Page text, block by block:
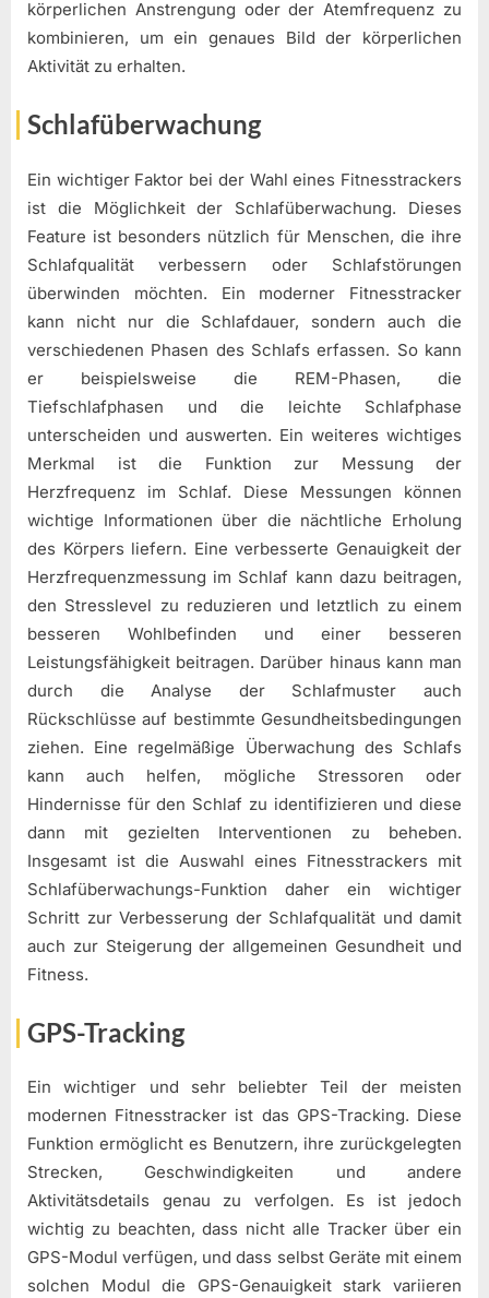
körperlichen Anstrengung oder der Atemfrequenz zu
kombinieren, um ein genaues Bild der körperlichen
Aktivität zu erhalten.
Schlafüberwachung
Ein wichtiger Faktor bei der Wahl eines Fitnesstrackers
ist die Möglichkeit der Schlafüberwachung. Dieses
Feature ist besonders nützlich für Menschen, die ihre
Schlafqualität verbessern oder Schlafstörungen
überwinden möchten. Ein moderner Fitnesstracker
kann nicht nur die Schlafdauer, sondern auch die
verschiedenen Phasen des Schlafs erfassen. So kann
er beispielsweise die REM-Phasen, die
Tiefschlafphasen und die leichte Schlafphase
unterscheiden und auswerten. Ein weiteres wichtiges
Merkmal ist die Funktion zur Messung der
Herzfrequenz im Schlaf. Diese Messungen können
wichtige Informationen über die nächtliche Erholung
des Körpers liefern. Eine verbesserte Genauigkeit der
Herzfrequenzmessung im Schlaf kann dazu beitragen,
den Stresslevel zu reduzieren und letztlich zu einem
besseren Wohlbefinden und einer besseren
Leistungsfähigkeit beitragen. Darüber hinaus kann man
durch die Analyse der Schlafmuster auch
Rückschlüsse auf bestimmte Gesundheitsbedingungen
ziehen. Eine regelmäßige Überwachung des Schlafs
kann auch helfen, mögliche Stressoren oder
Hindernisse für den Schlaf zu identifizieren und diese
dann mit gezielten Interventionen zu beheben.
Insgesamt ist die Auswahl eines Fitnesstrackers mit
Schlafüberwachungs-Funktion daher ein wichtiger
Schritt zur Verbesserung der Schlafqualität und damit
auch zur Steigerung der allgemeinen Gesundheit und
Fitness.
GPS-Tracking
Ein wichtiger und sehr beliebter Teil der meisten
modernen Fitnesstracker ist das GPS-Tracking. Diese
Funktion ermöglicht es Benutzern, ihre zurückgelegten
Strecken, Geschwindigkeiten und andere
Aktivitätsdetails genau zu verfolgen. Es ist jedoch
wichtig zu beachten, dass nicht alle Tracker über ein
GPS-Modul verfügen, und dass selbst Geräte mit einem
solchen Modul die GPS-Genauigkeit stark variieren